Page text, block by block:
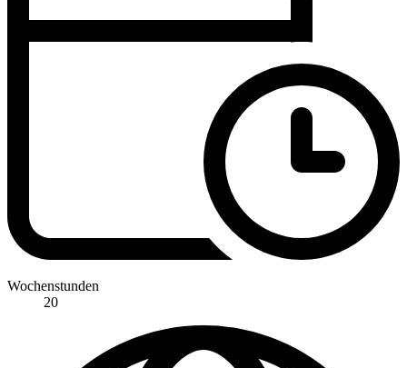
Wochenstunden
20